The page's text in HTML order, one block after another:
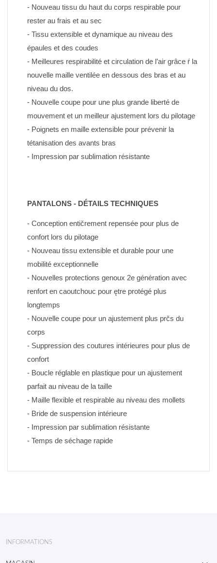
- Nouveau tissu du haut du corps respirable pour
rester au frais et au sec
- Tissu extensible et dynamique au niveau des
épaules et des coudes
- Meilleures respirabilité et circulation de l’air grâce ŕ la
nouvelle maille ventilée en dessous des bras et au
niveau du dos.
- Nouvelle coupe pour une plus grande liberté de
mouvement et un meilleur ajustement lors du pilotage
- Poignets en maille extensible pour prévenir la
tétanisation des avants bras
- Impression par sublimation résistante
PANTALONS - DÉTAILS TECHNIQUES
- Conception entičrement repensée pour plus de
confort lors du pilotage
- Nouveau tissu extensible et durable pour une
mobilité exceptionnelle
- Nouvelles protections genoux 2e génération avec
renfort en caoutchouc pour ętre protégé plus
longtemps
- Nouvelle coupe pour un ajustement plus prčs du
corps
- Suppression des coutures intérieures pour plus de
confort
- Boucle réglable en plastique pour un ajustement
parfait au niveau de la taille
- Maille flexible et respirable au niveau des mollets
- Bride de suspension intérieure
- Impression par sublimation résistante
- Temps de séchage rapide
INFORMATIONS